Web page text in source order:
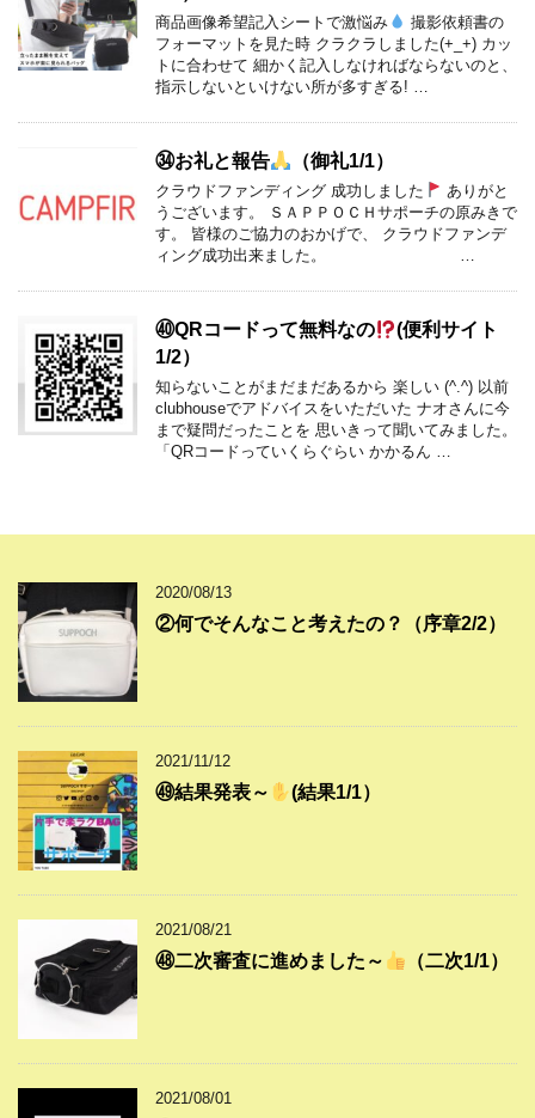
商品画像希望記入シートで激悩み
撮影依頼書の
フォーマットを見た時 クラクラしました(+_+) カッ
トに合わせて 細かく記入しなければならないのと、
指示しないといけない所が多すぎる! …
㉞お礼と報告 （御礼1/1）
クラウドファンディング 成功しました
ありがと
うございます。 ＳＡＰＰＯＣＨサポーチの原みきで
す。 皆様のご協力のおかげで、 クラウドファンデ
ィング成功出来ました。 …
㊵QRコードって無料なの
(便利サイト
1/2）
知らないことがまだまだあるから 楽しい (^.^) 以前
clubhouseでアドバイスをいただいた ナオさんに今
まで疑問だったことを 思いきって聞いてみました。
「QRコードっていくらぐらい かかるん …
2020/08/13
②何でそんなこと考えたの？（序章2/2）
2021/11/12
㊾結果発表～ (結果1/1）
2021/08/21
㊽二次審査に進めました～ （二次1/1）
2021/08/01